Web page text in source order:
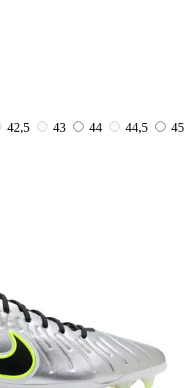
42,5 43 44 44,5
45